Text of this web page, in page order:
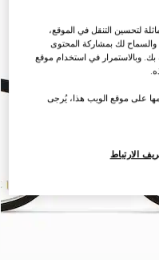
لتحسين التنقل في الموقع،
والسماح لك بمشاركة المحتوى
وبالاستمرار في استخدام موقع
على موقع الويب هذا، يُرجى
الارتباط